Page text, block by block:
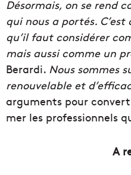
Désormais, on se rend
qui nous a portés.
qu’il faut considérer
mais aussi comme un
Berardi. Nous sommes
renouvelable et
arguments pour
mer les professionnels
A